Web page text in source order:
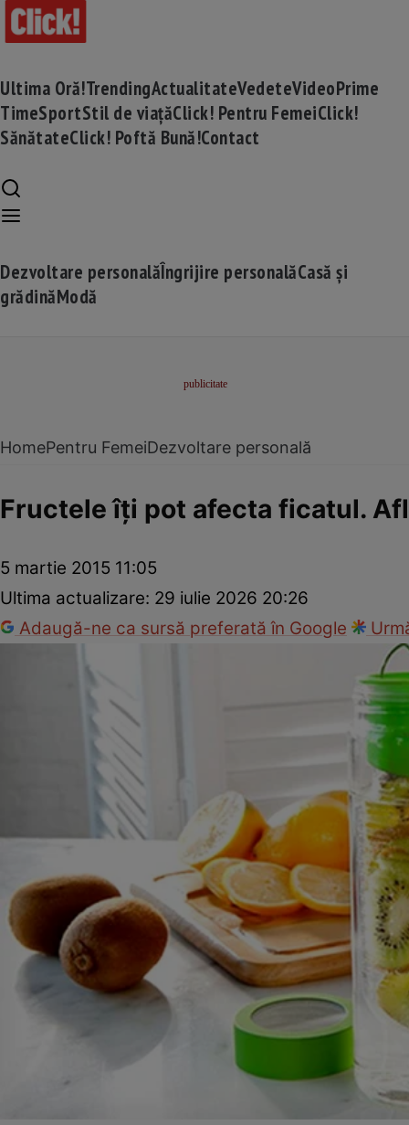
Ultima Oră!TrendingActualitateVedeteVideoPrime
TimeSportStil de viațăClick! Pentru FemeiClick!
SănătateClick! Poftă Bună!Contact
Dezvoltare personalăÎngrijire personalăCasă și
grădinăModă
HomePentru FemeiDezvoltare personală
Fructele îţi pot afecta ficatul.
5 martie 2015 11:05
Ultima actualizare: 29 iulie 2026 20:26
Adaugă-ne ca sursă preferată în Google